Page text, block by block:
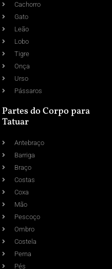
Cachorro
Gato
Leão
Lobo
Tigre
Onça
Urso
Pássaros
Partes do Corpo para
Tatuar
Antebraço
Barriga
Braço
Costas
Coxa
Mão
Pescoço
Ombro
Costela
Perna
Pés